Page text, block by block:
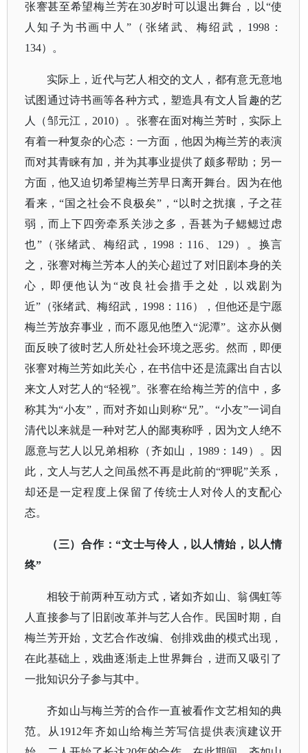
张謇甚至希望梅兰芳在30岁时可以退出舞台，以“使
人知子为书画中人”（张绪武、梅绍武，1998：
134）。
实际上，近代与艺人相交的文人，都有意无意地
试图通过诗书画等各种方式，塑造具有文人旨趣的艺
人（邹元江， 2010）。张謇在面对梅兰芳时，实际上
有着一种复杂的心态：一方面，他因为梅兰芳的表演
而对其青睐有加，并为其事业提供了颇多帮助；另一
方面，他又迫切希望梅兰芳早日离开舞台。因为在他
看来，“国之社会不良极矣”，“以时之扰攘，子之荏
弱，而上下四旁牵系关涉之多，吾甚为子鳃鳃过虑
也”（张绪武、梅绍武，1998：116、129）。换言
之，张謇对梅兰芳本人的关心超过了对旧剧本身的关
心，即便他认为“改良社会措手之处，以戏剧为
近”（张绪武、梅绍武，1998：116），但他还是宁愿
梅兰芳放弃事业，而不愿见他堕入“泥潭”。这亦从侧
面反映了彼时艺人所处社会环境之恶劣。然而，即便
张謇对梅兰芳如此关心，在书信中还是流露出自古以
来文人对艺人的“轻视”。张謇在给梅兰芳的信中，多
称其为“小友”，而对齐如山则称“兄”。“小友”一词自
清代以来就是一种对艺人的鄙夷称呼，因为文人绝不
愿意与艺人以兄弟相称（齐如山，1989：149）。因
此，文人与艺人之间虽然不再是此前的“狎昵”关系，
却还是一定程度上保留了传统士人对伶人的支配心
态。
（三）合作：“文士与伶人，以人情始，以人情
终”
相较于前两种互动方式，诸如齐如山、翁偶虹等
人直接参与了旧剧改革并与艺人合作。民国时期，自
梅兰芳开始，文艺合作改编、创排戏曲的模式出现，
在此基础上，戏曲逐渐走上世界舞台，进而又吸引了
一批知识分子参与其中。
齐如山与梅兰芳的合作一直被看作文艺相知的典
范。从 1912年齐如山给梅兰芳写信提供表演建议开